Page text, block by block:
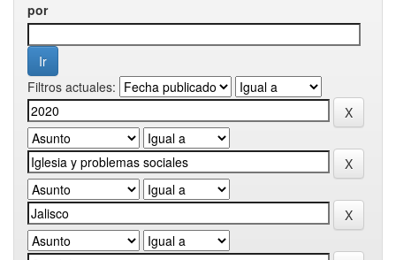
por
Filtros actuales: